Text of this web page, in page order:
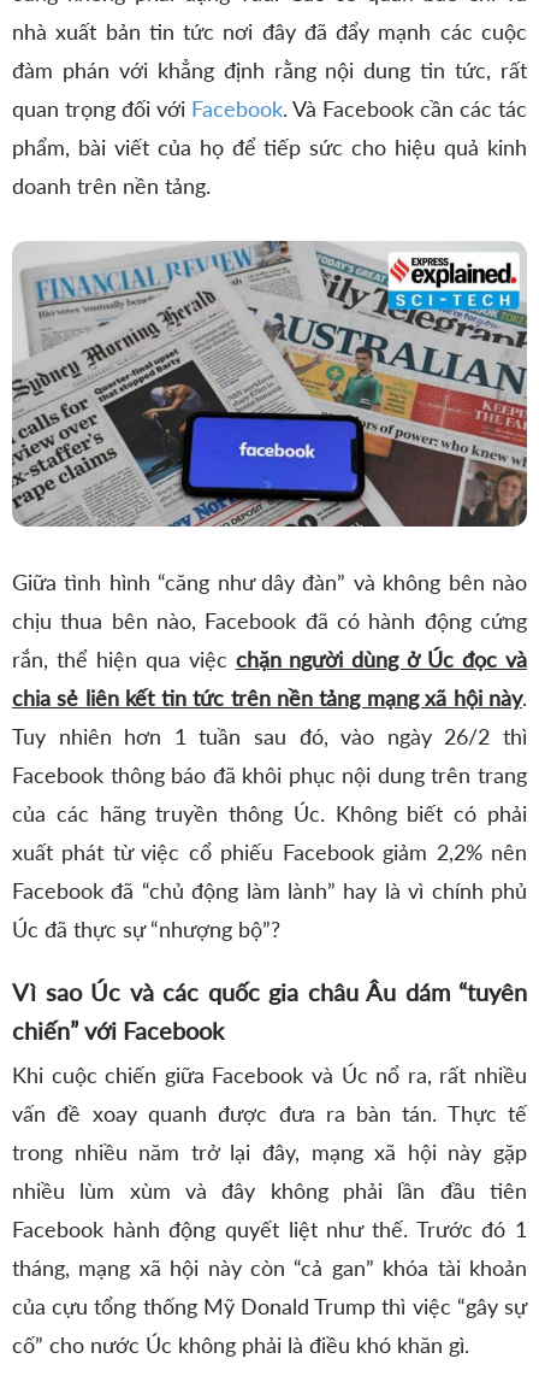
nhà xuất bản tin tức nơi đây đã đẩy mạnh các cuộc
đàm phán với khẳng định rằng nội dung tin tức, rất
quan trọng đối với Facebook. Và Facebook cần các tác
phẩm, bài viết của họ để tiếp sức cho hiệu quả kinh
doanh trên nền tảng.
Giữa tình hình “căng như dây đàn” và không bên nào
chịu thua bên nào, Facebook đã có hành động cứng
rắn, thể hiện qua việc chặn người dùng ở Úc đọc và
chia sẻ liên kết tin tức trên nền tảng mạng xã hội này.
Tuy nhiên hơn 1 tuần sau đó, vào ngày 26/2 thì
Facebook thông báo đã khôi phục nội dung trên trang
của các hãng truyền thông Úc. Không biết có phải
xuất phát từ việc cổ phiếu Facebook giảm 2,2% nên
Facebook đã “chủ động làm lành” hay là vì chính phủ
Úc đã thực sự “nhượng bộ”?
Vì sao Úc và các quốc gia châu Âu dám “tuyên
chiến” với Facebook
Khi cuộc chiến giữa Facebook và Úc nổ ra, rất nhiều
vấn đề xoay quanh được đưa ra bàn tán. Thực tế
trong nhiều năm trở lại đây, mạng xã hội này gặp
nhiều lùm xùm và đây không phải lần đầu tiên
Facebook hành động quyết liệt như thế. Trước đó 1
tháng, mạng xã hội này còn “cả gan” khóa tài khoản
của cựu tổng thống Mỹ Donald Trump thì việc “gây sự
cố” cho nước Úc không phải là điều khó khăn gì.